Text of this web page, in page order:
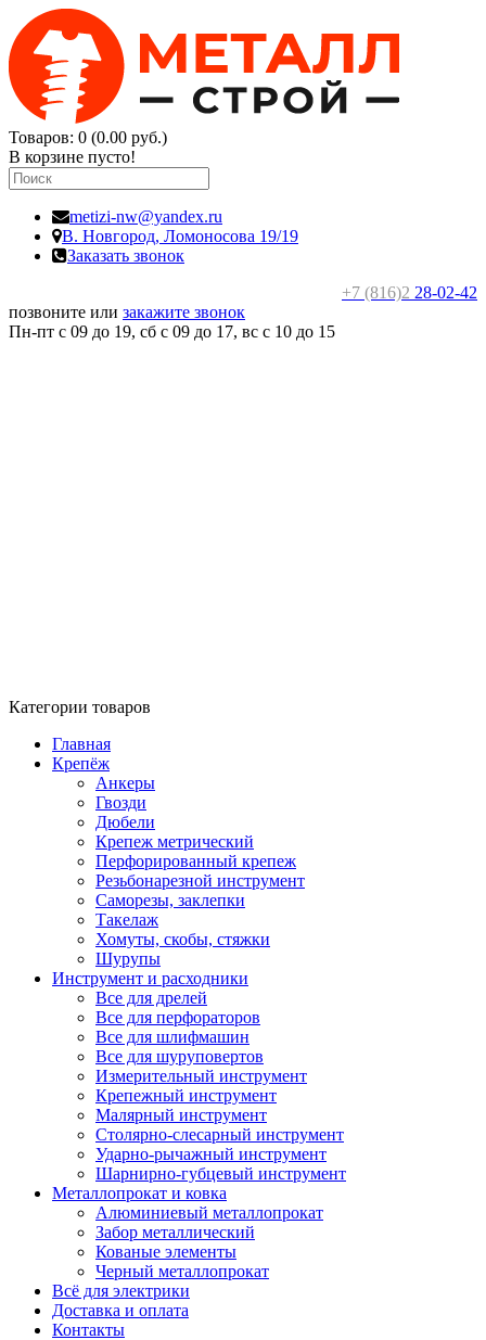
Товаров: 0 (0.00 руб.)
В корзине пусто!
metizi-nw@yandex.ru
В. Новгород, Ломоносова 19/19
Заказать звонок
+7 (816)2 28-02-42
позвоните или закажите звонок
Пн-пт с 09 до 19, сб с 09 до 17, вс c 10 до 15
Категории товаров
Главная
Крепёж
Анкеры
Гвозди
Дюбели
Крепеж метрический
Перфорированный крепеж
Резьбонарезной инструмент
Саморезы, заклепки
Такелаж
Хомуты, скобы, стяжки
Шурупы
Инструмент и расходники
Все для дрелей
Все для перфораторов
Все для шлифмашин
Все для шуруповертов
Измерительный инструмент
Крепежный инструмент
Малярный инструмент
Столярно-слесарный инструмент
Ударно-рычажный инструмент
Шарнирно-губцевый инструмент
Металлопрокат и ковка
Алюминиевый металлопрокат
Забор металлический
Кованые элементы
Черный металлопрокат
Всё для электрики
Доставка и оплата
Контакты